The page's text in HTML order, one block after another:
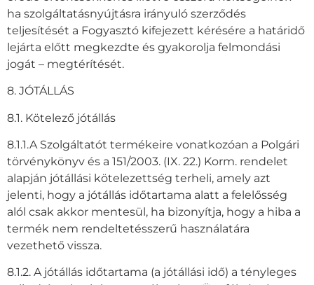
ha szolgáltatásnyújtásra irányuló szerződés
teljesítését a Fogyasztó kifejezett kérésére a határidő
lejárta előtt megkezdte és gyakorolja felmondási
jogát – megtérítését.
8. JÓTÁLLÁS
8.1. Kötelező jótállás
8.1.1.A Szolgáltatót termékeire vonatkozóan a Polgári
törvénykönyv és a 151/2003. (IX. 22.) Korm. rendelet
alapján jótállási kötelezettség terheli, amely azt
jelenti, hogy a jótállás időtartama alatt a felelősség
alól csak akkor mentesül, ha bizonyítja, hogy a hiba a
termék nem rendeltetésszerű használatára
vezethető vissza.
8.1.2. A jótállás időtartama (a jótállási idő) a tényleges